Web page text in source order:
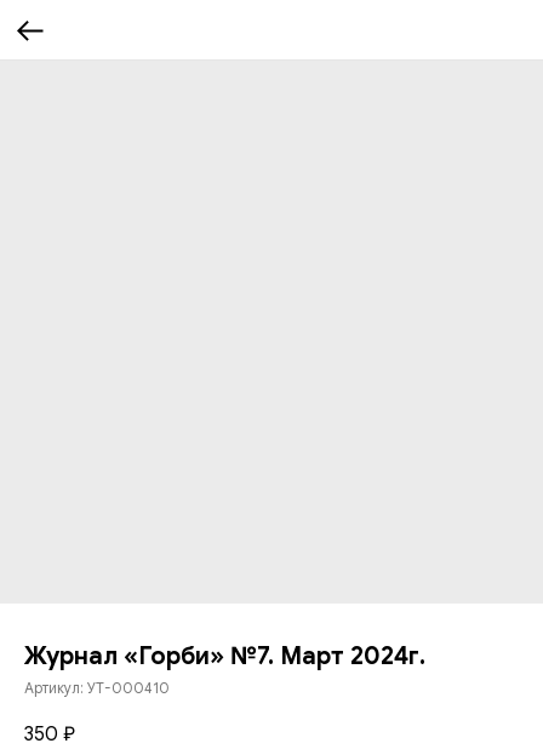
Журнал «Горби» №7. Март 2024г.
Артикул: УТ-000410
350 ₽